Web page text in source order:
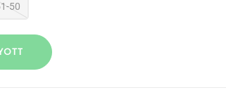
50